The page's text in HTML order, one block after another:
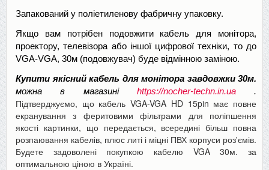
Запакований у поліетиленову фабричну упаковку.
Якщо вам потрібен подовжити кабель для монітора,
проектору, телевізора або іншої цифрової техніки, то до
VGA-VGA, 30м (подовжувач) буде відмінною заміною.
Купити якісний кабель для монітора завдовжки 30м.
можна в магазині https://nocher-techn.in.ua.
Підтверджуємо, що кабель VGA-VGA HD 15pin має повне
екранування з феритовими фільтрами для поліпшення
якості картинки, що передається, всередині більш повна
розпаювання кабелів, плюс литі і міцні ПВХ корпуси роз'ємів.
Будете задоволені покупкою кабелю VGA 30м. за
оптимальною ціною в Україні.